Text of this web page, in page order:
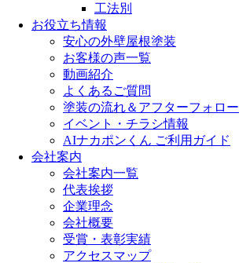
工法別
お役立ち情報
安心の外壁屋根塗装
お客様の声一覧
動画紹介
よくあるご質問
塗装の流れ＆アフターフォロー
イベント・チラシ情報
AIナカポンくん ご利用ガイド
会社案内
会社案内一覧
代表挨拶
企業理念
会社概要
受賞・表彰実績
アクセスマップ